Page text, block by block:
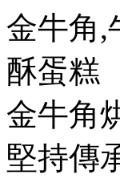
金牛角,
酥蛋糕
金牛角
堅持傳